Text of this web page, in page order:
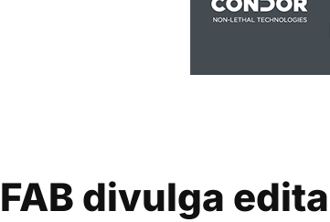
FAB divulga